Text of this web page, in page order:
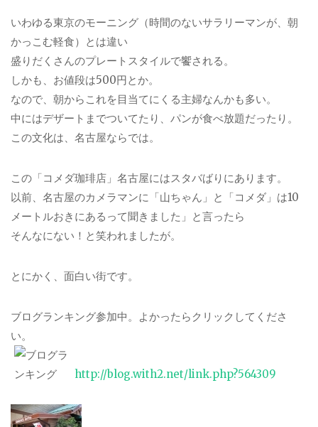
いわゆる東京のモーニング（時間のないサラリーマンが、朝
かっこむ軽食）とは違い
盛りだくさんのプレートスタイルで饗される。
しかも、お値段は500円とか。
なので、朝からこれを目当てにくる主婦なんかも多い。
中にはデザートまでついてたり、パンが食べ放題だったり。
この文化は、名古屋ならでは。
この「コメダ珈琲店」名古屋にはスタバばりにあります。
以前、名古屋のカメラマンに「山ちゃん」と「コメダ」は10
メートルおきにあるって聞きました」と言ったら
そんなにない！と笑われましたが。
とにかく、面白い街です。
ブログランキング参加中。よかったらクリックしてくださ
い。
http://blog.with2.net/link.php?564309